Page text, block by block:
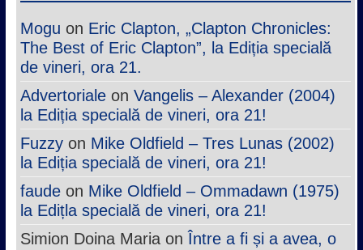
Mogu on Eric Clapton, „Clapton Chronicles:
The Best of Eric Clapton”, la Ediția specială
de vineri, ora 21.
Advertorialeon Vangelis – Alexander (2004)
la Ediția specială de vineri, ora 21!
Fuzzyon Mike Oldfield – Tres Lunas (2002)
la Ediția specială de vineri, ora 21!
faudeon Mike Oldfield – Ommadawn (1975)
la Edițla specială de vineri, ora 21!
Simion Doina MariaonÎntre a fi și a avea, o